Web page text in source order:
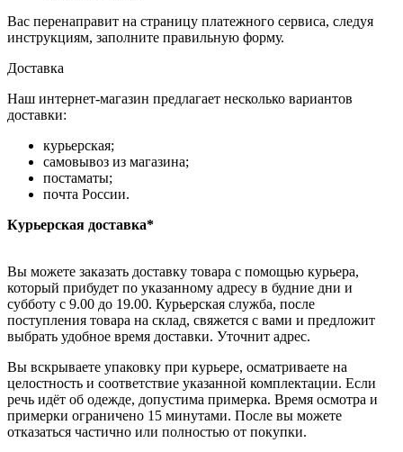
Вас перенаправит на страницу платежного сервиса, следуя
инструкциям, заполните правильную форму.
Доставка
Наш интернет-магазин предлагает несколько вариантов
доставки:
курьерская;
самовывоз из магазина;
постаматы;
почта России.
Курьерская доставка*
Вы можете заказать доставку товара с помощью курьера,
который прибудет по указанному адресу в будние дни и
субботу с 9.00 до 19.00. Курьерская служба, после
поступления товара на склад, свяжется с вами и предложит
выбрать удобное время доставки. Уточнит адрес.
Вы вскрываете упаковку при курьере, осматриваете на
целостность и соответствие указанной комплектации. Если
речь идёт об одежде, допустима примерка. Время осмотра и
примерки ограничено 15 минутами. После вы можете
отказаться частично или полностью от покупки.